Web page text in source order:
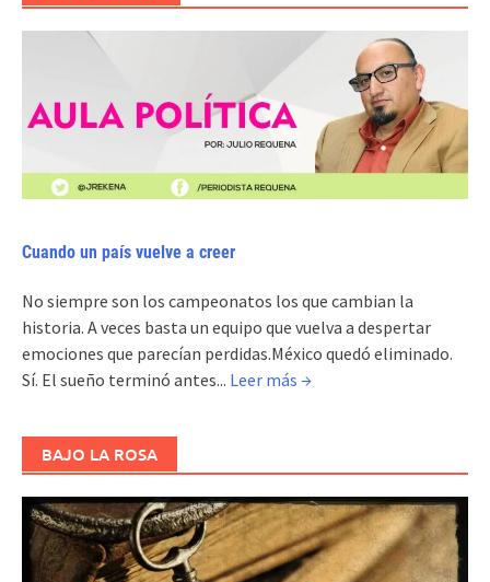
Cuando un país vuelve a creer
No siempre son los campeonatos los que cambian la
historia. A veces basta un equipo que vuelva a despertar
emociones que parecían perdidas.México quedó eliminado.
Sí. El sueño terminó antes... Leer más →
BAJO LA ROSA